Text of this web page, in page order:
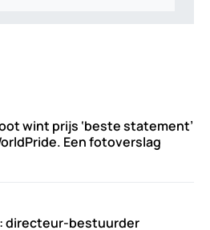
wint prijs ‘beste statement’
Een fotoverslag
directeur-bestuurder